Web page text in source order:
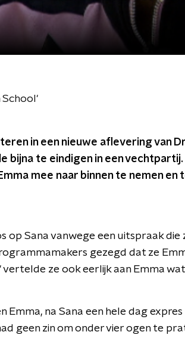
School'
in een nieuwe aflevering van
bijna te eindigen in een
mee naar binnen te nemen en
op Sana vanwege een uitspraak die
gezegd dat ze
ze ook eerlijk aan Emma
Emma, na Sana een hele dag
geen zin om onder vier ogen te